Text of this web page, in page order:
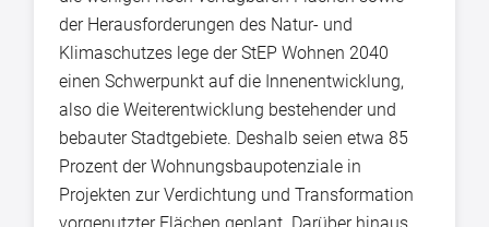
der Herausforderungen des Natur- und
Klimaschutzes lege der StEP Wohnen 2040
einen Schwerpunkt auf die Innenentwicklung,
also die Weiterentwicklung bestehender und
bebauter Stadtgebiete. Deshalb seien etwa 85
Prozent der Wohnungsbaupotenziale in
Projekten zur Verdichtung und Transformation